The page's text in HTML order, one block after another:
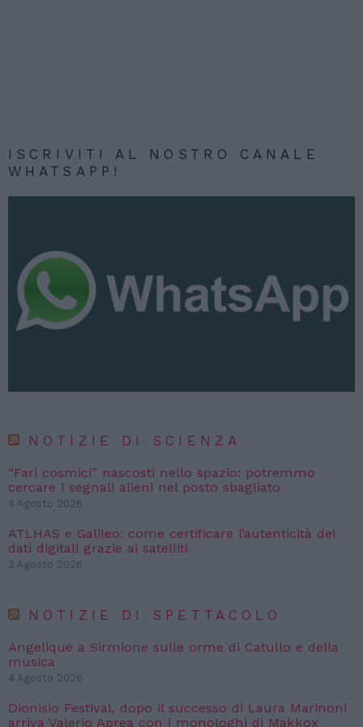
ISCRIVITI AL NOSTRO CANALE
WHATSAPP!
NOTIZIE DI SCIENZA
“Fari cosmici” nascosti nello spazio: potremmo
cercare i segnali alieni nel posto sbagliato
4 Agosto 2026
ATLHAS e Galileo: come certificare l’autenticità dei
dati digitali grazie ai satelliti
3 Agosto 2026
NOTIZIE DI SPETTACOLO
Angelique a Sirmione sulle orme di Catullo e della
musica
4 Agosto 2026
Dionisio Festival, dopo il successo di Laura Marinoni
arriva Valerio Aprea con i monologhi di Makkox